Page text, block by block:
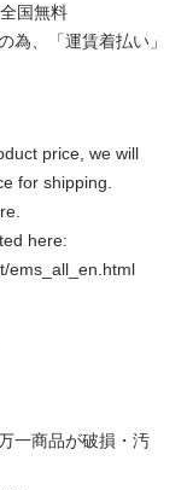
国無料
為、「運賃着払い」
price, we will
for shipping.
here:
ems_all_en.html
一商品が破損・汚